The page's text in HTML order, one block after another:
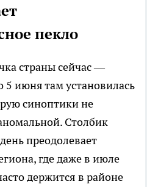
пекло
страны сейчас —
5 июня там установилась
синоптики не
Столбик
преодолевает
где даже в июле
держится в районе